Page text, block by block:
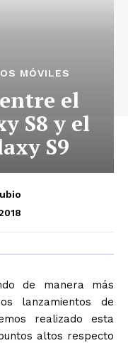
MÓVILES
el
S8 y el
S9
de manera más
lanzamientos de
realizado esta
altos respecto